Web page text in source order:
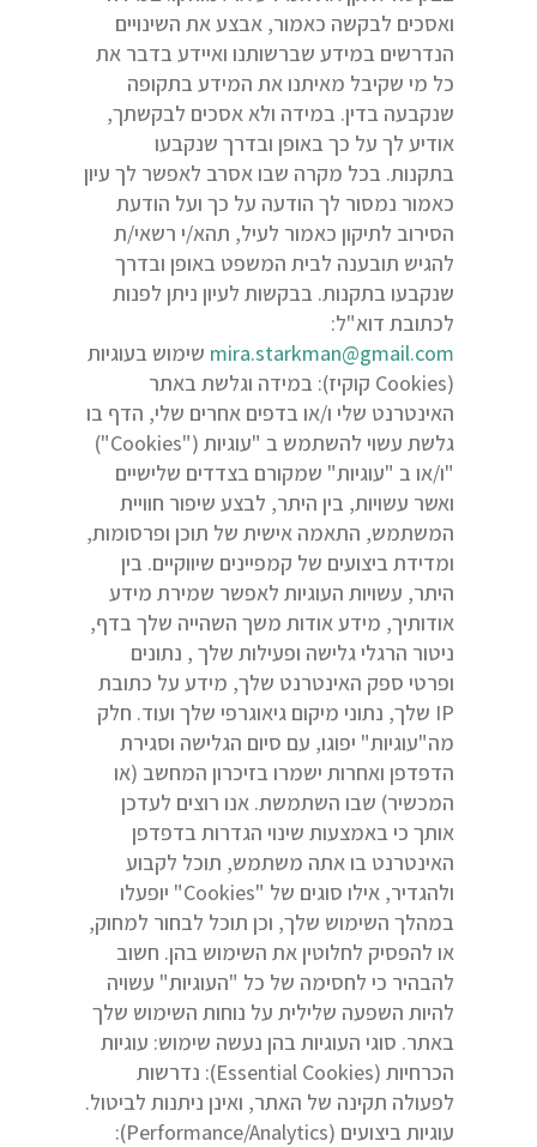
ואסכים לבקשה כאמור, אבצע את השינויים
הנדרשים במידע שברשותנו ואיידע בדבר את
כל מי שקיבל מאיתנו את המידע בתקופה
שנקבעה בדין. במידה ולא אסכים לבקשתך,
אודיע לך על כך באופן ובדרך שנקבעו
בתקנות. בכל מקרה שבו אסרב לאפשר לך עיון
כאמור נמסור לך הודעה על כך ועל הודעת
הסירוב לתיקון כאמור לעיל, תהא/י רשאי/ת
להגיש תובענה לבית המשפט באופן ובדרך
שנקבעו בתקנות. בבקשות לעיון ניתן לפנות
לכתובת דוא"ל:
mira.starkman@gmail.com שימוש בעוגיות
(Cookies קוקיז): במידה וגלשת באתר
האינטרנט שלי ו/או בדפים אחרים שלי, הדף בו
גלשת עשוי להשתמש ב "עוגיות ("Cookies")
"ו/או ב "עוגיות" שמקורם בצדדים שלישיים
ואשר עשויות, בין היתר, לבצע שיפור חוויית
המשתמש, התאמה אישית של תוכן ופרסומות,
ומדידת ביצועים של קמפיינים שיווקיים. בין
היתר, עשויות העוגיות לאפשר שמירת מידע
אודותיך, מידע אודות משך השהייה שלך בדף,
ניטור הרגלי גלישה ופעילות שלך , נתונים
ופרטי ספק האינטרנט שלך, מידע על כתובת
IP שלך, נתוני מיקום גיאוגרפי שלך ועוד. חלק
מה"עוגיות" יפוגו, עם סיום הגלישה וסגירת
הדפדפן ואחרות ישמרו בזיכרון המחשב (או
המכשיר) שבו השתמשת. אנו רוצים לעדכן
אותך כי באמצעות שינוי הגדרות בדפדפן
האינטרנט בו אתה משתמש, תוכל לקבוע
ולהגדיר, אילו סוגים של "Cookies" יופעלו
במהלך השימוש שלך, וכן תוכל לבחור למחוק,
או להפסיק לחלוטין את השימוש בהן. חשוב
להבהיר כי לחסימה של כל "העוגיות" עשויה
להיות השפעה שלילית על נוחות השימוש שלך
באתר. סוגי העוגיות בהן נעשה שימוש: עוגיות
הכרחיות (Essential Cookies): נדרשות
לפעולה תקינה של האתר, ואינן ניתנות לביטול.
עוגיות ביצועים (Performance/Analytics):